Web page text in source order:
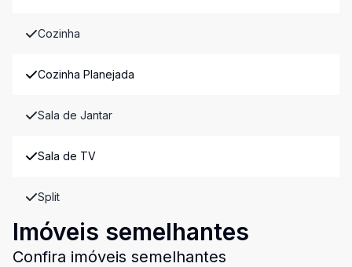
Cozinha
Cozinha Planejada
Sala de Jantar
Sala de TV
Split
Imóveis semelhantes
Confira imóveis semelhantes